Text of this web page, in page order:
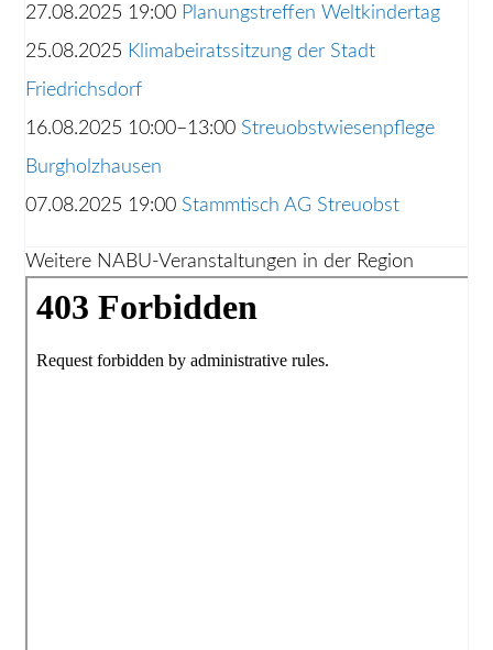
27.08.2025 19:00 Planungstreffen Weltkindertag
25.08.2025 Klimabeiratssitzung der Stadt
Friedrichsdorf
16.08.2025 10:00–13:00 Streuobstwiesenpflege
Burgholzhausen
07.08.2025 19:00 Stammtisch AG Streuobst
Weitere NABU-Veranstaltungen in der Region